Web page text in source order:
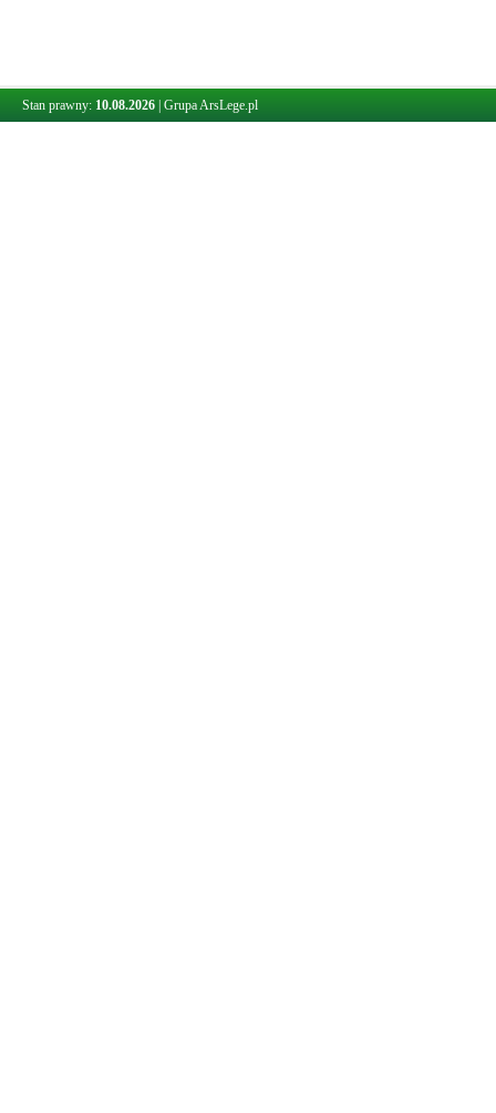
Stan prawny: 10.08.2026 Grupa ArsLege.pl